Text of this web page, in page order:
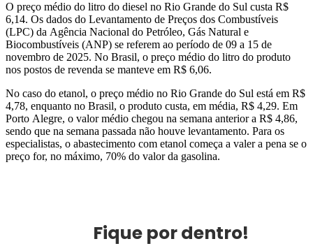
O preço médio do litro do diesel no Rio Grande do Sul custa R$
6,14. Os dados do Levantamento de Preços dos Combustíveis
(LPC) da Agência Nacional do Petróleo, Gás Natural e
Biocombustíveis (ANP) se referem ao período de 09 a 15 de
novembro de 2025. No Brasil, o preço médio do litro do produto
nos postos de revenda se manteve em R$ 6,06.
No caso do etanol, o preço médio no Rio Grande do Sul está em R$
4,78, enquanto no Brasil, o produto custa, em média, R$ 4,29. Em
Porto Alegre, o valor médio chegou na semana anterior a R$ 4,86,
sendo que na semana passada não houve levantamento. Para os
especialistas, o abastecimento com etanol começa a valer a pena se o
preço for, no máximo, 70% do valor da gasolina.
Fique por dentro!